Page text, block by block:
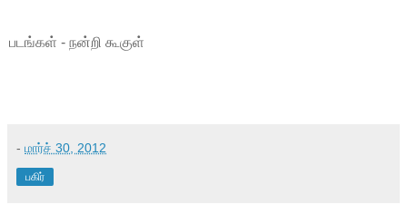
படங்கள் - நன்றி கூகுள்
- மார்ச் 30, 2012
பகிர்